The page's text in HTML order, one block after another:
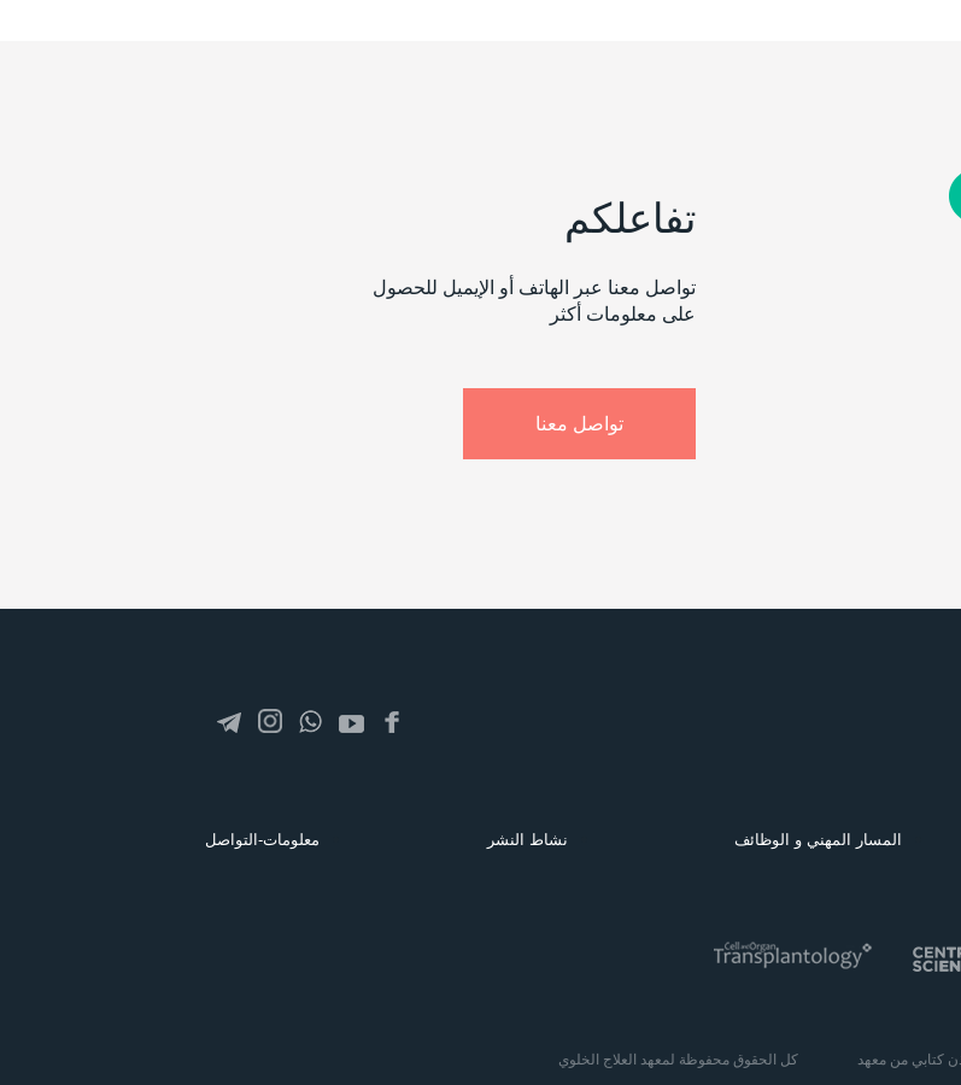
تفاعلكم
تواصل معنا عبر الهاتف أو الإيميل للحصول
على معلومات أكثر
تواصل معنا
المسار المهني و الوظائف نشاط النشر معلومات-التواصل
كل الحقوق محفوظة لمعهد العلاج الخلوي
كتابي من معهد